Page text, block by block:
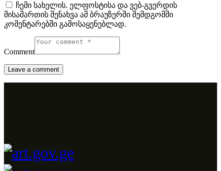
ჩემი სახელის. ელფოსტისა და ვებ-გვერდის
მისამართის შენახვა ამ ბრაუზერში შემდგომში
კომენტარებში გამოსაყენებლად.
Comment